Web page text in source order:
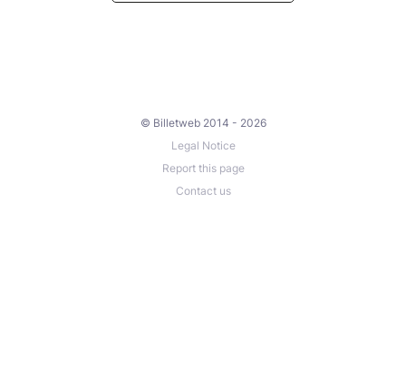
© Billetweb 2014 - 2026
Legal Notice
Report this page
Contact us